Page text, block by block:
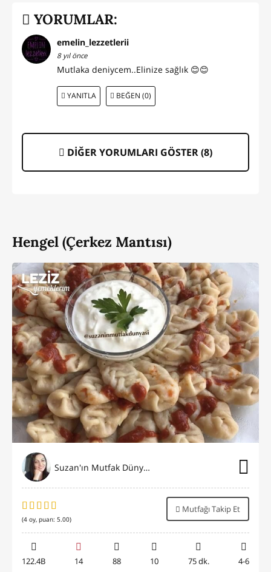
YORUMLAR:
emelin_lezzetlerii
8 yıl önce
Mutlaka deniycem..Elinize sağlık 😊😊
YANITLA BEĞEN (0)
DİĞER YORUMLARI GÖSTER (8)
Hengel (Çerkez Mantısı)
Suzan'ın Mutfak Dünyası
(4 oy, puan: 5.00)
Mutfağı Takip Et
122.4B 14 88 10 75 dk. 4-6